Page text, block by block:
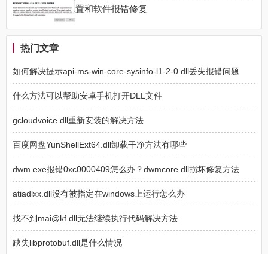
置和软件报错修复
热门文章
如何解决提示api-ms-win-core-sysinfo-l1-2-0.dll丢失报错问题
什么方法可以帮助安卓手机打开DLL文件
gcloudvoice.dll重新安装的解决方法
百度网盘YunShellExt64.dll卸载干净方法有哪些
dwm.exe报错0xc0000409怎么办？dwmcore.dll损坏修复方法
atiadlxx.dll没有被指定在windows上运行怎么办
找不到mai@kf.dll无法继续执行代码解决方法
缺失libprotobuf.dll是什么情况